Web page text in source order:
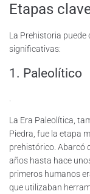
Etapas
La Prehistoria puede
significativas:
1. Paleolítico
.
La Era Paleolítica,
Piedra, fue la etapa
prehistórico. Abarcó
años hasta hace
primeros humanos
que utilizaban